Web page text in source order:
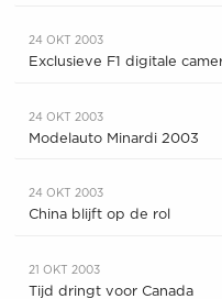
24 OKT 2003
Exclusieve F1 digitale
24 OKT 2003
Modelauto Minardi 2003
24 OKT 2003
China blijft op de rol
21 OKT 2003
Tijd dringt voor Canada